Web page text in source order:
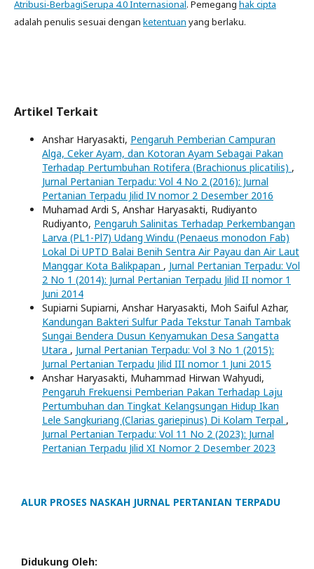
Atribusi-BerbagiSerupa 4.0 Internasional. Pemegang hak cipta
adalah penulis sesuai dengan ketentuan yang berlaku.
Artikel Terkait
Anshar Haryasakti, Pengaruh Pemberian Campuran
Alga, Ceker Ayam, dan Kotoran Ayam Sebagai Pakan
Terhadap Pertumbuhan Rotifera (Brachionus plicatilis) ,
Jurnal Pertanian Terpadu: Vol 4 No 2 (2016): Jurnal
Pertanian Terpadu Jilid IV nomor 2 Desember 2016
Muhamad Ardi S, Anshar Haryasakti, Rudiyanto
Rudiyanto, Pengaruh Salinitas Terhadap Perkembangan
Larva (PL1-Pl7) Udang Windu (Penaeus monodon Fab)
Lokal Di UPTD Balai Benih Sentra Air Payau dan Air Laut
Manggar Kota Balikpapan , Jurnal Pertanian Terpadu: Vol
2 No 1 (2014): Jurnal Pertanian Terpadu Jilid II nomor 1
Juni 2014
Supiarni Supiarni, Anshar Haryasakti, Moh Saiful Azhar,
Kandungan Bakteri Sulfur Pada Tekstur Tanah Tambak
Sungai Bendera Dusun Kenyamukan Desa Sangatta
Utara , Jurnal Pertanian Terpadu: Vol 3 No 1 (2015):
Jurnal Pertanian Terpadu Jilid III nomor 1 Juni 2015
Anshar Haryasakti, Muhammad Hirwan Wahyudi,
Pengaruh Frekuensi Pemberian Pakan Terhadap Laju
Pertumbuhan dan Tingkat Kelangsungan Hidup Ikan
Lele Sangkuriang (Clarias gariepinus) Di Kolam Terpal ,
Jurnal Pertanian Terpadu: Vol 11 No 2 (2023): Jurnal
Pertanian Terpadu Jilid XI Nomor 2 Desember 2023
ALUR PROSES NASKAH JURNAL PERTANIAN TERPADU
Didukung Oleh: